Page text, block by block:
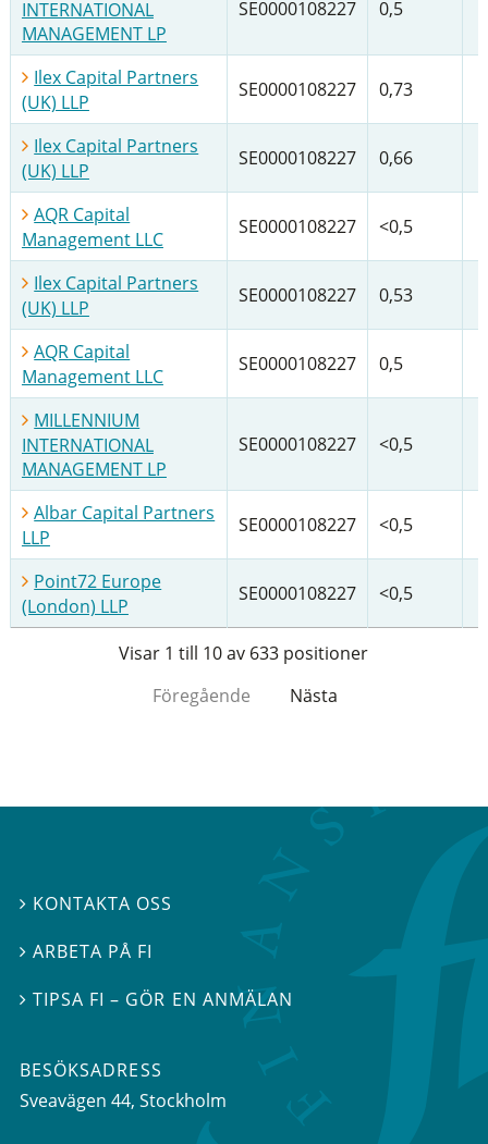
INTERNATIONAL
MANAGEMENT LP
SE0000108227 0,5
Ilex Capital Partners
(UK) LLP
SE0000108227 0,73
Ilex Capital Partners
(UK) LLP
SE0000108227 0,66
AQR Capital
Management LLC
SE0000108227 <0,5
Ilex Capital Partners
(UK) LLP
SE0000108227 0,53
AQR Capital
Management LLC
SE0000108227 0,5
MILLENNIUM
INTERNATIONAL
MANAGEMENT LP
SE0000108227 <0,5
Albar Capital Partners
LLP
SE0000108227 <0,5
Point72 Europe
(London) LLP
SE0000108227 <0,5
Visar 1 till 10 av 633 positioner
Föregående
Nästa
 KONTAKTA OSS
 ARBETA PÅ FI
TIPSA FI – GÖR EN ANMÄLAN
BESÖKSADRESS
Sveavägen 44, Stockholm